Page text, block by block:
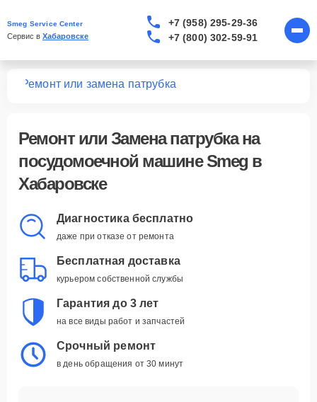
Smeg Service Center
Сервис в Хабаровске
+7 (958) 295-29-36
+7 (800) 302-59-91
Ремонт или замена патрубка
Ремонт или Замена патрубкана
посудомоечной машине Smeg в
Хабаровске
Диагностика бесплатно
даже при отказе от ремонта
Бесплатная доставка
курьером собственной службы
Гарантия до 3 лет
на все виды работ и запчастей
Срочный ремонт
в день обращения от 30 минут